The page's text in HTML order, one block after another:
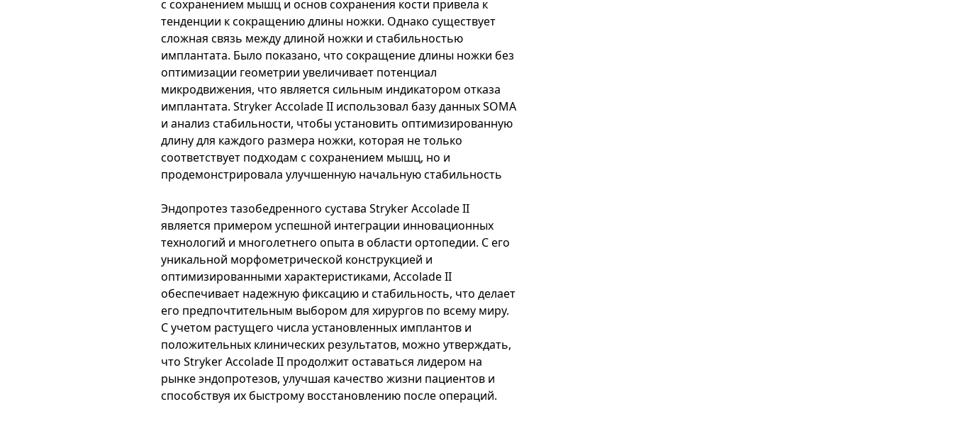
с сохранением мышц и основ сохранения кости привела к
тенденции к сокращению длины ножки. Однако существует
сложная связь между длиной ножки и стабильностью
имплантата. Было показано, что сокращение длины ножки без
оптимизации геометрии увеличивает потенциал
микродвижения, что является сильным индикатором отказа
имплантата. Stryker Accolade II использовал базу данных SOMA
и анализ стабильности, чтобы установить оптимизированную
длину для каждого размера ножки, которая не только
соответствует подходам с сохранением мышц, но и
продемонстрировала улучшенную начальную стабильность
Эндопротез тазобедренного сустава Stryker Accolade II
является примером успешной интеграции инновационных
технологий и многолетнего опыта в области ортопедии. С его
уникальной морфометрической конструкцией и
оптимизированными характеристиками, Accolade II
обеспечивает надежную фиксацию и стабильность, что делает
его предпочтительным выбором для хирургов по всему миру.
С учетом растущего числа установленных имплантов и
положительных клинических результатов, можно утверждать,
что Stryker Accolade II продолжит оставаться лидером на
рынке эндопротезов, улучшая качество жизни пациентов и
способствуя их быстрому восстановлению после операций.